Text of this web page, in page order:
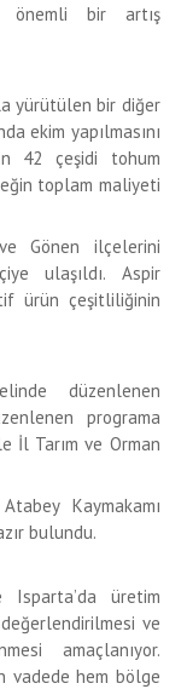
önemli bir artış
yürütülen bir diğer
ekim yapılmasını
42 çeşidi tohum
toplam maliyeti
Gönen ilçelerini
ulaşıldı. Aspir
ürün çeşitliliğinin
düzenlenen
programa
İl Tarım ve Orman
Kaymakamı
bulundu.
üretim
ve
amaçlanıyor.
vadede hem bölge